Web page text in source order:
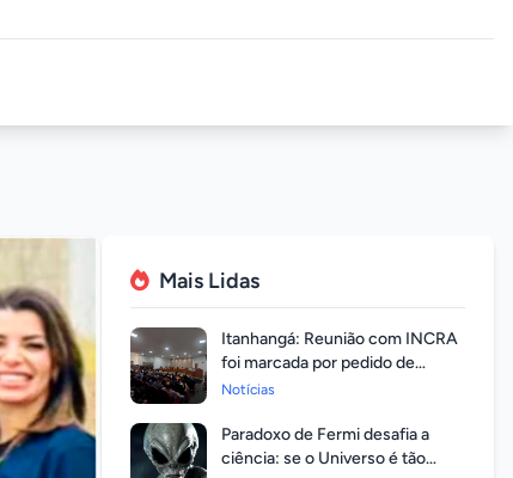
Mais Lidas
Itanhangá: Reunião com INCRA
foi marcada por pedido de
regularização pela população
Notícias
Paradoxo de Fermi desafia a
ciência: se o Universo é tão